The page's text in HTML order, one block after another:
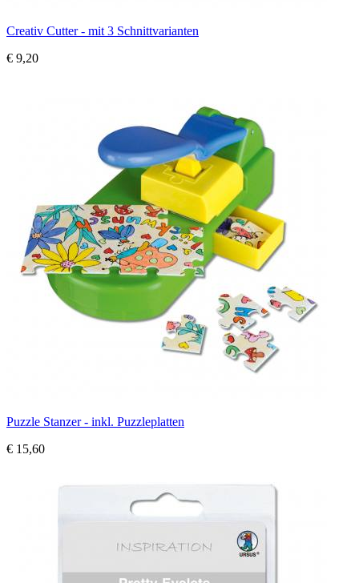
Creativ Cutter - mit 3 Schnittvarianten
€ 9,20
Puzzle Stanzer - inkl. Puzzleplatten
€ 15,60